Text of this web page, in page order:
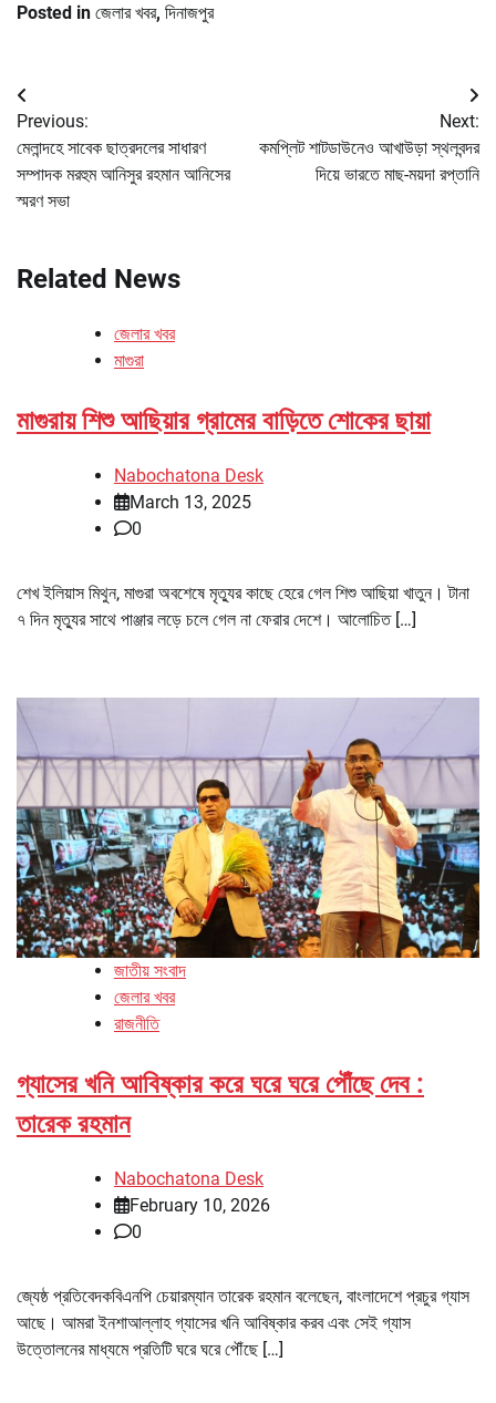
Posted in জেলার খবর, দিনাজপুর
Post
navigation
Previous:
মেলান্দহে সাবেক ছাত্রদলের সাধারণ
সম্পাদক মরহুম আনিসুর রহমান আনিসের
স্মরণ সভা
Next:
কমপ্লিট শাটডাউনেও আখাউড়া স্থলবন্দর
দিয়ে ভারতে মাছ-ময়দা রপ্তানি
Related News
জেলার খবর
মাগুরা
মাগুরায় শিশু আছিয়ার গ্রামের বাড়িতে শোকের ছায়া
Nabochatona Desk
March 13, 2025
0
শেখ ইলিয়াস মিথুন, মাগুরা অবশেষে মৃত্যুর কাছে হেরে গেল শিশু আছিয়া খাতুন। টানা
৭ দিন মৃত্যুর সাথে পাঞ্জার লড়ে চলে গেল না ফেরার দেশে। আলোচিত […]
জাতীয় সংবাদ
জেলার খবর
রাজনীতি
গ্যাসের খনি আবিষ্কার করে ঘরে ঘরে পৌঁছে দেব :
তারেক রহমান
Nabochatona Desk
February 10, 2026
0
জ্যেষ্ঠ প্রতিবেদকবিএনপি চেয়ারম্যান তারেক রহমান বলেছেন, বাংলাদেশে প্রচুর গ্যাস
আছে। আমরা ইনশাআল্লাহ গ্যাসের খনি আবিষ্কার করব এবং সেই গ্যাস
উত্তোলনের মাধ্যমে প্রতিটি ঘরে ঘরে পৌঁছে […]